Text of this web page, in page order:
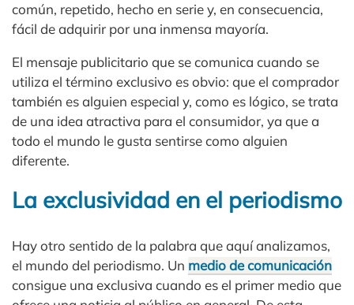
común, repetido, hecho en serie y, en consecuencia,
fácil de adquirir por una inmensa mayoría.
El mensaje publicitario que se comunica cuando se
utiliza el término exclusivo es obvio: que el comprador
también es alguien especial y, como es lógico, se trata
de una idea atractiva para el consumidor, ya que a
todo el mundo le gusta sentirse como alguien
diferente.
La exclusividad en el periodismo
Hay otro sentido de la palabra que aquí analizamos,
el mundo del periodismo. Un medio de comunicación
consigue una exclusiva cuando es el primer medio que